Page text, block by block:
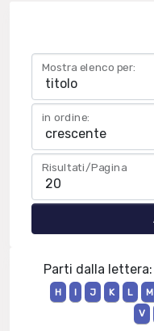
Mostra elenco per:
in ordine:
Risultati/Pagina
Parti dalla lettera:
H
I J K L M
V